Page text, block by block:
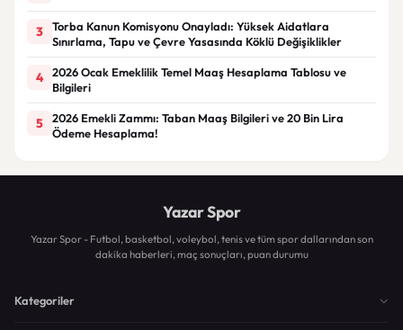
3
Torba Kanun Komisyonu Onayladı: Yüksek Aidatlara
Sınırlama, Tapu ve Çevre Yasasında Köklü Değişiklikler
4
2026 Ocak Emeklilik Temel Maaş Hesaplama Tablosu ve
Bilgileri
5
2026 Emekli Zammı: Taban Maaş Bilgileri ve 20 Bin Lira
Ödeme Hesaplama!
Yazar Spor
Yazar Spor - Futbol, basketbol, voleybol, tenis ve tüm spor dallarından son
dakika haberleri, maç sonuçları, puan durumu
Kategoriler